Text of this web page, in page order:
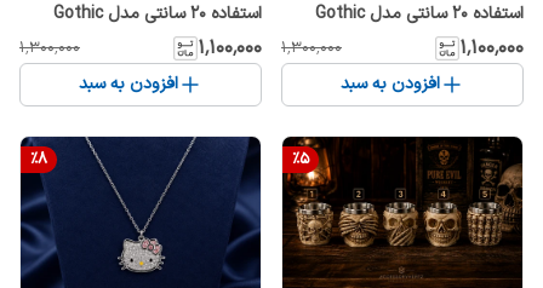
استفاده 20 سانتی مدل Gothic
Skull Goblet | لیوان اسکلت فانتزی
و کلکسیونی
۱٬۱۰۰٬۰۰۰ ۱٬۳۰۰٬۰۰۰
افزودن به سبد
استفاده 20 سانتی مدل Gothic
Skull Goblet | لیوان اسکلت فانتزی
و کلکسیونی
۱٬۱۰۰٬۰۰۰ ۱٬۳۰۰٬۰۰۰
افزودن به سبد
%5
%8